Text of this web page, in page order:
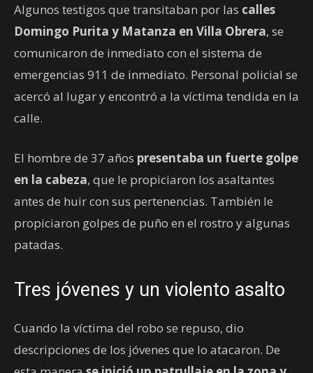
Algunos testigos que transitaban por las calles
Domingo Purita y Matanza en Villa Obrera, se
comunicaron de inmediato con el sistema de
emergencias 911 de inmediato. Personal policial se
acercó al lugar y encontró a la víctima tendida en la
calle.
El hombre de 37 años presentaba un fuerte golpe
en la cabeza, que le propiciaron los asaltantes
antes de huir con sus pertenencias. También le
propiciaron golpes de puño en el rostro y algunas
patadas.
Tres jóvenes y un violento asalto
Cuando la víctima del robo se repuso, dio
descripciones de los jóvenes que lo atacaron. De